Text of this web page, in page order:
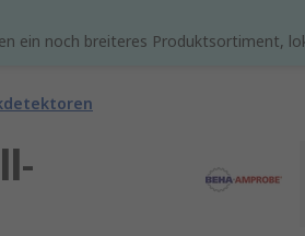
ein noch breiteres Produktsortiment,